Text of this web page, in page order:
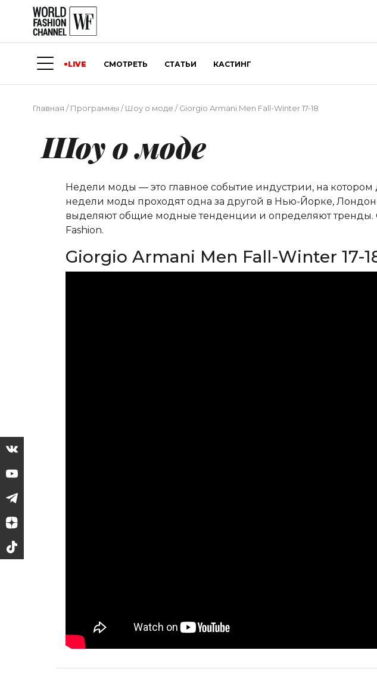
LIVE СМОТРЕТЬ СТАТЬИ КАСТИНГ
Главная /Программы /Шоу о моде /Giorgio Armani Men Fall-Winter 17-18
Шоу о моде
Недели моды — это главное событие индустрии, на
недели моды проходят одна за другой в Нью-Йорке,
выделяют общие модные тенденции и определяют тренды.
Fashion.
Giorgio Armani Men Fall-Winter 17-